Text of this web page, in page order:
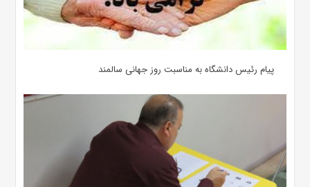
پیام رئیس دانشگاه به مناسبت روز جهانی سالمند